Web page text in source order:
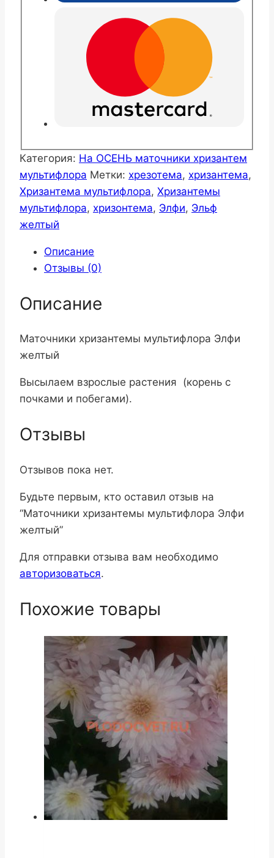
Категория: На ОСЕНЬ маточники хризантем
мультифлора Метки: хрезотема, хризантема,
Хризантема мультифлора, Хризантемы
мультифлора, хризонтема, Элфи, Эльф
желтый
Описание
Отзывы (0)
Описание
Маточники хризантемы мультифлора Элфи
желтый
Высылаем взрослые растения (корень с
почками и побегами).
Отзывы
Отзывов пока нет.
Будьте первым, кто оставил отзыв на
“Маточники хризантемы мультифлора Элфи
желтый”
Для отправки отзыва вам необходимо
авторизоваться.
Похожие товары